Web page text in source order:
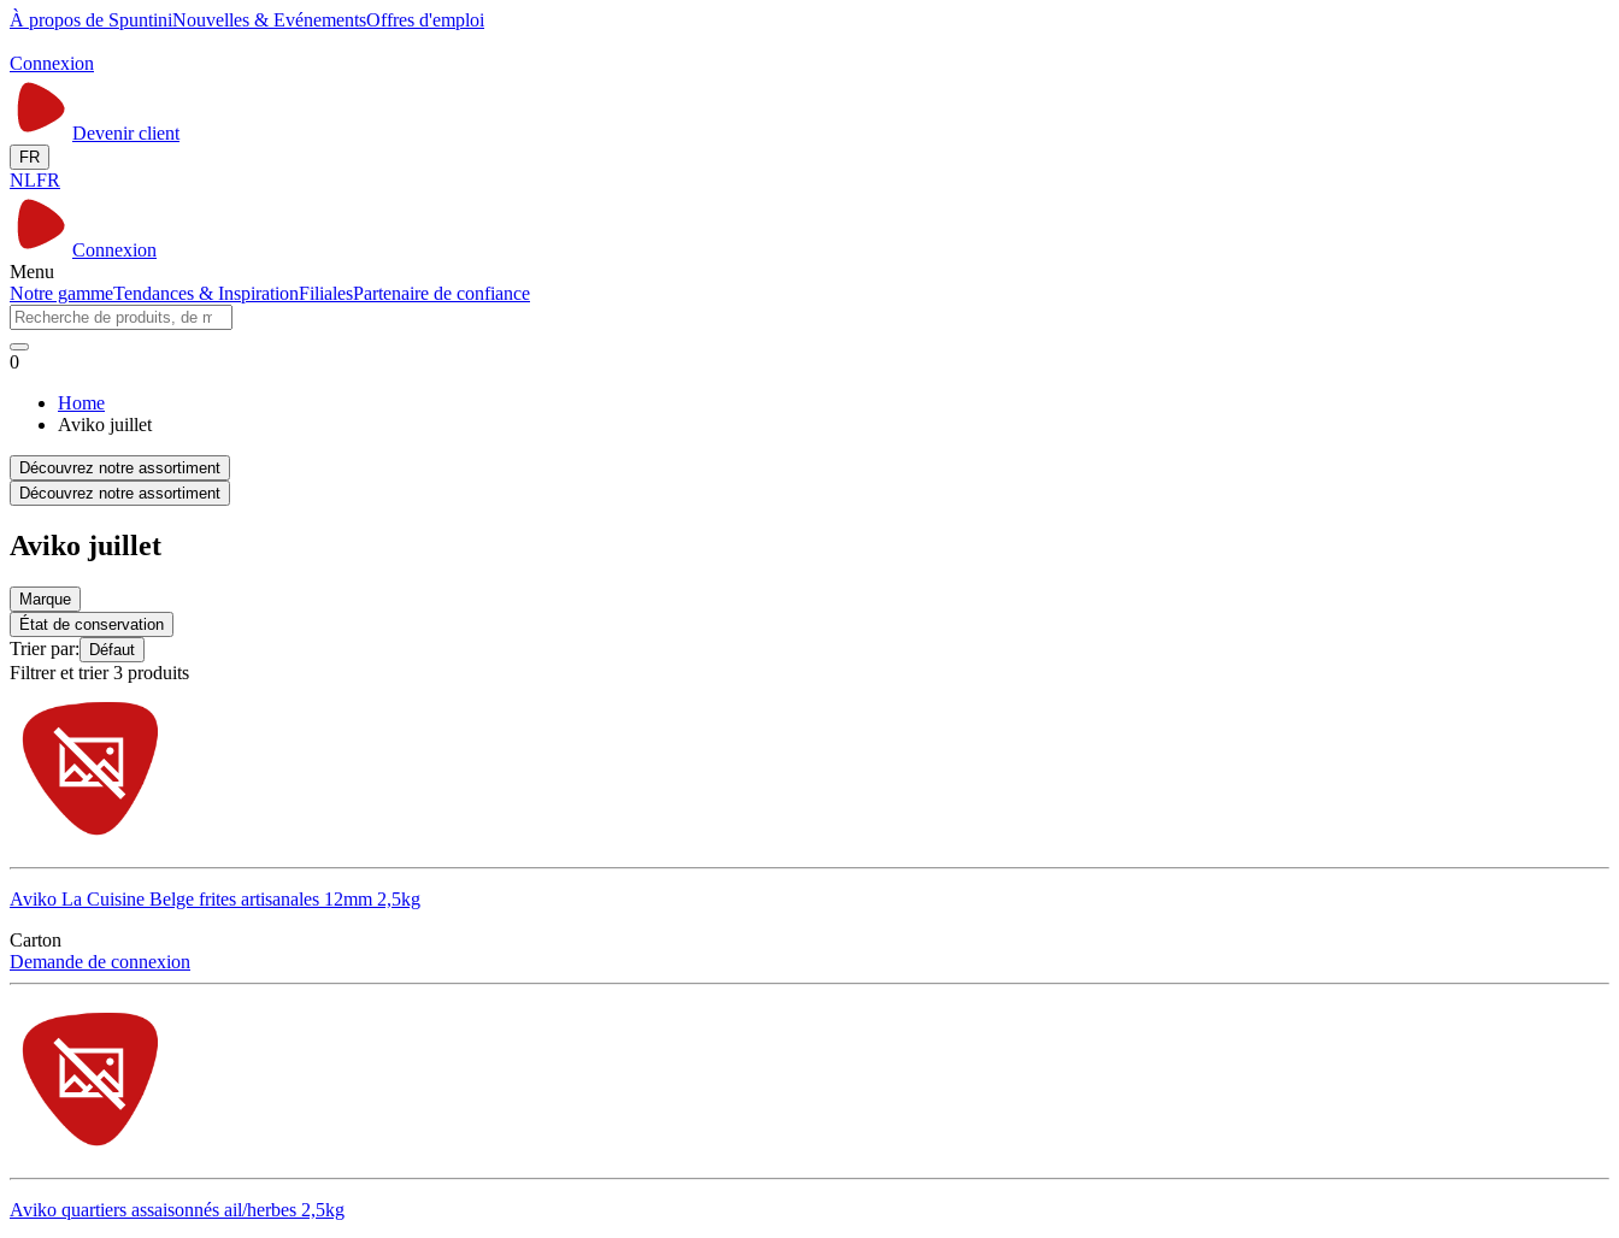
À propos de SpuntiniNouvelles & EvénementsOffres d'emploi
Connexion
Devenir client
FR
NLFR
Connexion
Menu
Notre gammeTendances & InspirationFilialesPartenaire de confiance
0
Home
Aviko juillet
Découvrez notre assortiment
Découvrez notre assortiment
Aviko juillet
Marque
État de conservation
Trier par: Défaut
Filtrer et trier 3 produits
Aviko La Cuisine Belge frites artisanales 12mm 2,5kg
Carton
Demande de connexion
Aviko quartiers assaisonnés ail/herbes 2,5kg